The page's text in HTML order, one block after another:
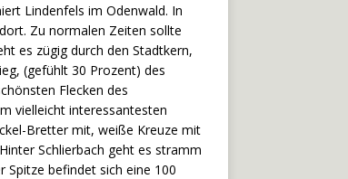
Lindenfels im Odenwald. In
Zu normalen Zeiten sollte
es zügig durch den Stadtkern,
(gefühlt 30 Prozent) des
Flecken des
vielleicht interessantesten
Bretter mit, weiße Kreuze mit
Schlierbach geht es stramm
befindet sich eine 100